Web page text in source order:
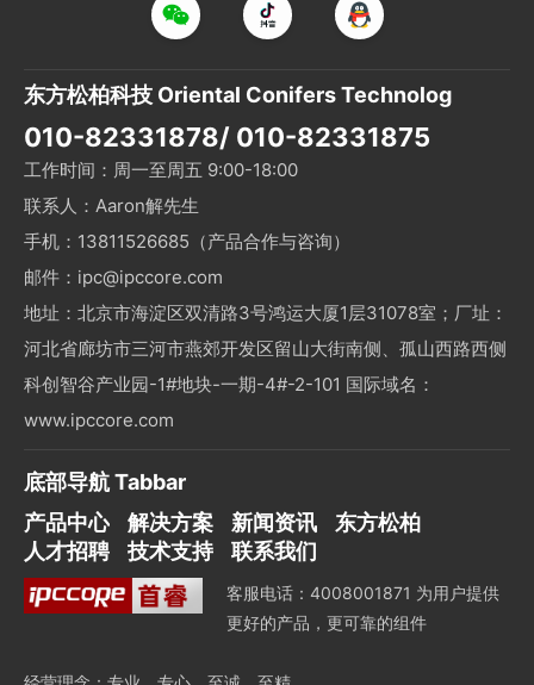
东方松柏科技 Oriental Conifers Technolog
010-82331878/ 010-82331875
工作时间：周一至周五 9:00-18:00
联系人：Aaron解先生
手机：13811526685（产品合作与咨询）
邮件：ipc@ipccore.com
地址：北京市海淀区双清路3号鸿运大厦1层31078室；厂址：
河北省廊坊市三河市燕郊开发区留山大街南侧、孤山西路西侧
科创智谷产业园-1#地块-一期-4#-2-101 国际域名：
www.ipccore.com
底部导航 Tabbar
产品中心
解决方案 新闻资讯
东方松柏
人才招聘
技术支持 联系我们
客服电话：4008001871 为用户提供
更好的产品，更可靠的组件